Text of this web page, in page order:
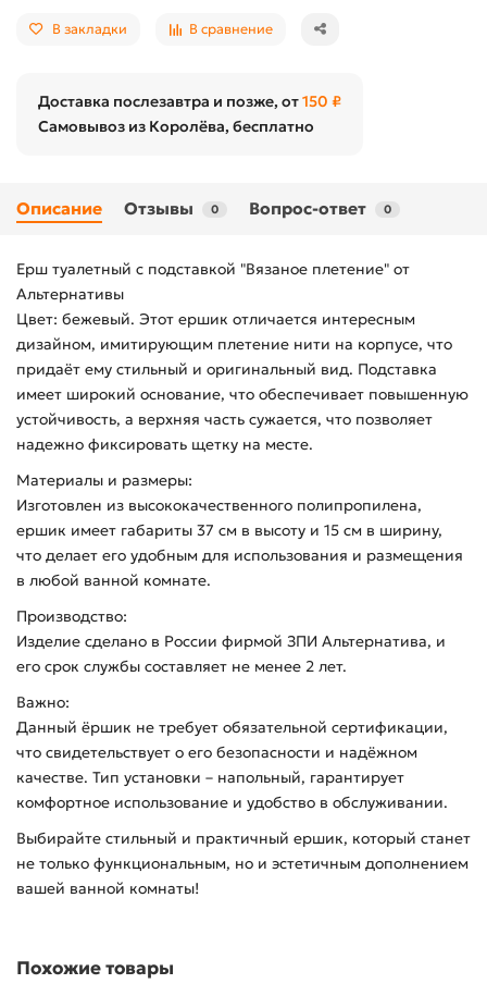
В закладки В сравнение
Доставка послезавтра и позже, от150 ₽
Самовывоз из Королёва, бесплатно
Описание Отзывы 0 Вопрос-ответ 0
Ерш туалетный с подставкой "Вязаное плетение" от
Альтернативы
Цвет: бежевый. Этот ершик отличается интересным
дизайном, имитирующим плетение нити на корпусе, что
придаёт ему стильный и оригинальный вид. Подставка
имеет широкий основание, что обеспечивает повышенную
устойчивость, а верхняя часть сужается, что позволяет
надежно фиксировать щетку на месте.
Материалы и размеры:
Изготовлен из высококачественного полипропилена,
ершик имеет габариты 37 см в высоту и 15 см в ширину,
что делает его удобным для использования и размещения
в любой ванной комнате.
Производство:
Изделие сделано в России фирмой ЗПИ Альтернатива, и
его срок службы составляет не менее 2 лет.
Важно:
Данный ёршик не требует обязательной сертификации,
что свидетельствует о его безопасности и надёжном
качестве. Тип установки – напольный, гарантирует
комфортное использование и удобство в обслуживании.
Выбирайте стильный и практичный ершик, который станет
не только функциональным, но и эстетичным дополнением
вашей ванной комнаты!
Похожие товары